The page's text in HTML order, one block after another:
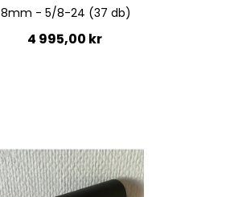
8mm - 5/8-24 (37 db)
4 995,00 kr